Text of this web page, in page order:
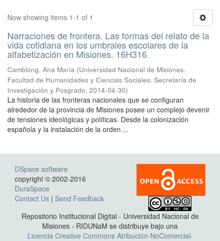
Now showing items 1-1 of 1
Narraciones de frontera. Las formas del relato de la
vida cotidiana en los umbrales escolares de la
alfabetización en Misiones. 16H316
Camblong, Ana María (Universidad Nacional de Misiones.
Facultad de Humanidades y Ciencias Sociales. Secretaría de
Investigación y Posgrado, 2014-04-30)
La historia de las fronteras nacionales que se configuran
alrededor de la provincia de Misiones posee un complejo devenir
de tensiones ideológicas y políticas. Desde la colonización
española y la instalación de la orden ...
DSpace software
copyright © 2002-2016
DuraSpace
Contact Us | Send Feedback
Repositorio Institucional Digital - Universidad Nacional de
Misiones - RIDUNaM se distribuye bajo una
Licencia Creative Commons Atribución-NoComercial-